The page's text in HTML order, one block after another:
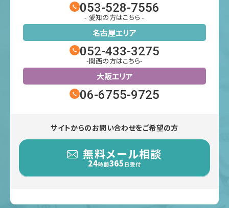
053-528-7556
- 愛知の方はこちら -
名古屋エリア
052-433-3275
-関西の方はこちら-
大阪エリア
06-6755-9725
サイトからのお問い合わせをご希望の方
無料メール相談
24時間365 日受付